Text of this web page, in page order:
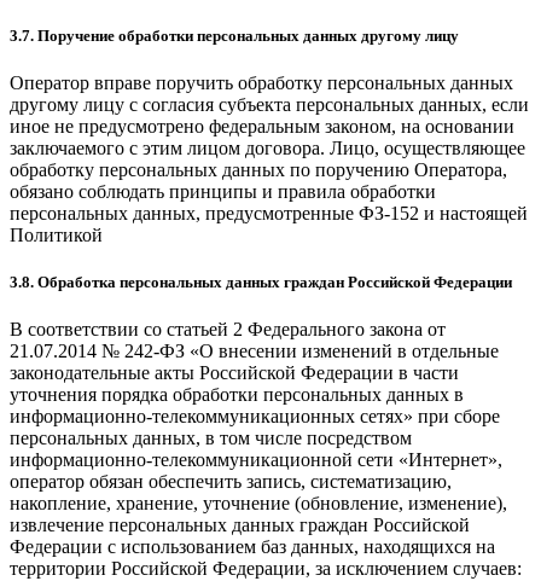
3.7. Поручение обработки персональных данных другому лицу
Оператор вправе поручить обработку персональных данных
другому лицу с согласия субъекта персональных данных, если
иное не предусмотрено федеральным законом, на основании
заключаемого с этим лицом договора. Лицо, осуществляющее
обработку персональных данных по поручению Оператора,
обязано соблюдать принципы и правила обработки
персональных данных, предусмотренные ФЗ-152 и настоящей
Политикой
3.8. Обработка персональных данных граждан Российской Федерации
В соответствии со статьей 2 Федерального закона от
21.07.2014 № 242-ФЗ «О внесении изменений в отдельные
законодательные акты Российской Федерации в части
уточнения порядка обработки персональных данных в
информационно-телекоммуникационных сетях» при сборе
персональных данных, в том числе посредством
информационно-телекоммуникационной сети «Интернет»,
оператор обязан обеспечить запись, систематизацию,
накопление, хранение, уточнение (обновление, изменение),
извлечение персональных данных граждан Российской
Федерации с использованием баз данных, находящихся на
территории Российской Федерации, за исключением случаев: